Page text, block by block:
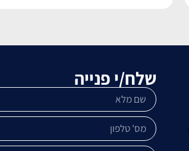
שלח/י פנייה